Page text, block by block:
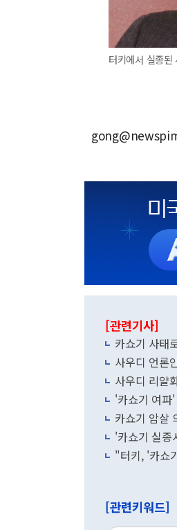
터키에서 실종
[관련기사]
카쇼기 사태
사우디 언론
사우디 리얄
'카쇼기 여파
카쇼기 암살
'카쇼기 실종
"터키, '카쇼
[관련키워드]